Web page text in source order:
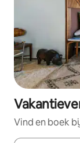
Vind en boek